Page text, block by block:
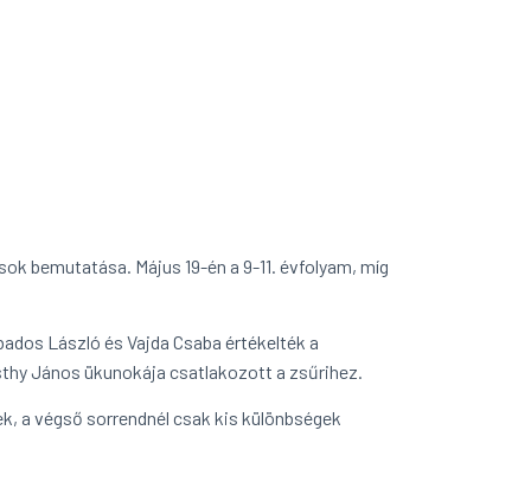
bemutatása. Május 19-én a 9-11. évfolyam, míg
László és Vajda Csaba értékelték a
János ükunokája csatlakozott a zsűrihez.
a végső sorrendnél csak kis különbségek